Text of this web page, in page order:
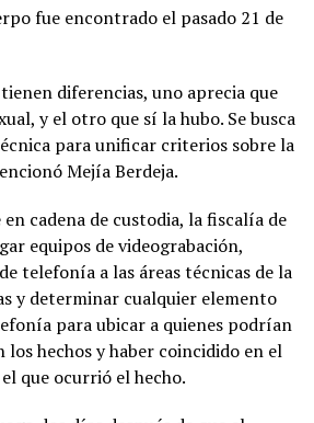
fue encontrado el pasado 21 de
diferencias, uno aprecia que
y el otro que sí la hubo. Se busca
para unificar criterios sobre la
Mejía Berdeja.
cadena de custodia, la fiscalía de
equipos de videograbación,
telefonía a las áreas técnicas de la
y determinar cualquier elemento
para ubicar a quienes podrían
hechos y haber coincidido en el
que ocurrió el hecho.